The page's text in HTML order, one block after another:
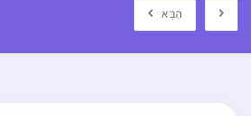
הַבָּא